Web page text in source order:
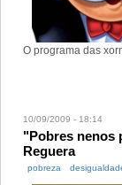
O programa das
10/09/2009 - 18:14
"Pobres nenos
Reguera
pobreza